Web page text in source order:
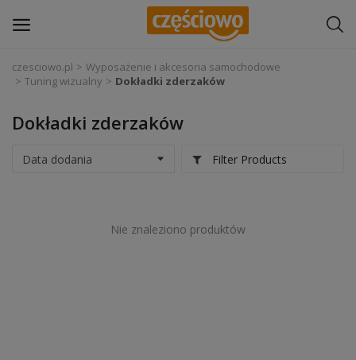
Zaloguj się
Zarejestruj
Wyposażenie i akcesoria samochodowe
czesciowo.pl
Wyposażenie i akcesoria samochodowe
Tuning wizualny
Dokładki zderzaków
Dokładki zderzaków
Filter Products
Nie znaleziono produktów